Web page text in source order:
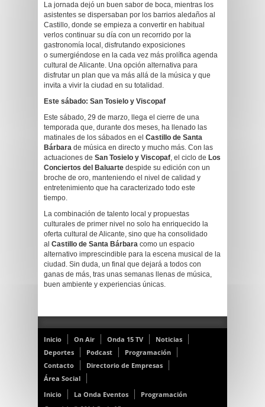
La jornada dejó un buen sabor de boca, mientras los
asistentes se dispersaban por los barrios aledaños al
Castillo, donde se empieza a convertir en habitual
verlos continuar su día con un recorrido por la
gastronomía local, disfrutando exposiciones
o sumergiéndose en la cada vez más prolífica agenda
cultural de Alicante. Una opción alternativa para
disfrutar un plan que va más allá de la música y que
invita a vivir la ciudad en su totalidad.
Este sábado: San Tosielo y Viscopaf
Este sábado, 29 de marzo, llega el cierre de una
temporada que, durante dos meses, ha llenado las
matinales de los sábados en el Castillo de Santa
Bárbara de música en directo y mucho más. Con las
actuaciones de San Tosielo y Viscopaf, el ciclo de Los
Conciertos del Baluarte despide su edición con un
broche de oro, manteniendo el nivel de calidad y
entretenimiento que ha caracterizado todo este
tiempo.
La combinación de talento local y propuestas
culturales de primer nivel no solo ha enriquecido la
oferta cultural de Alicante, sino que ha consolidado
al Castillo de Santa Bárbara como un espacio
alternativo imprescindible para la escena musical de la
ciudad. Sin duda, un final que dejará a todos con
ganas de más, tras unas semanas llenas de música,
buen ambiente y experiencias únicas.
Inicio On Air Onda 15 TV
Noticias
Deportes
Podcast
Programación
Contacto
Directorio de Empresas
Área Social
Inicio
La Onda Eventos Programación